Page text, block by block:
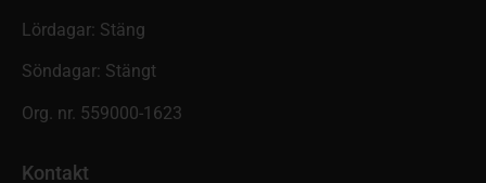
Lördagar: Stäng
Söndagar: Stängt
Org. nr. 559000-1623
Kontakt